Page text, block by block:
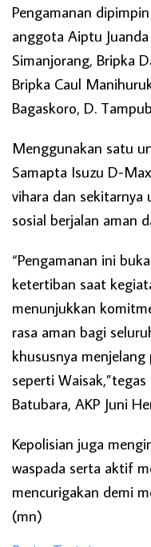
Pengamanan
anggota Aiptu
Simanjorang, Bripka
Bripka Caul
Bagaskoro, D.
Menggunakan satu
Samapta Isuzu D-
vihara dan
sosial berjalan aman
“Pengamanan ini
ketertiban saat
menunjukkan
rasa aman bagi
khususnya
seperti
Batubara, AKP Juni
Kepolisian juga
waspada serta aktif
mencurigakan demi
(mn)